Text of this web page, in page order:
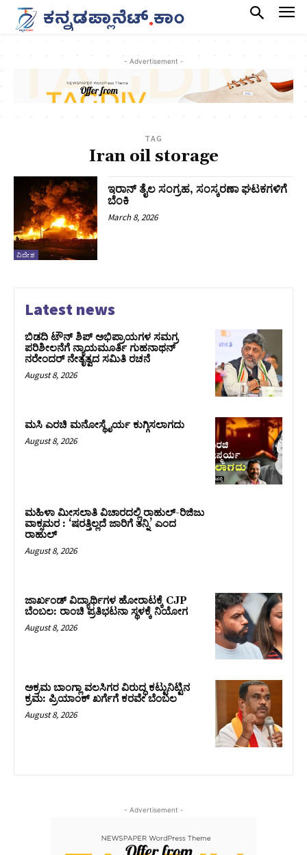
- Advertisement -
TAG
Iran oil storage
ವಿದೇಶ
ಇರಾನ್‌ ತೈಲ ಸಂಗ್ರಹ, ಸಂಸ್ಕರಣಾ ಘಟಕಗಳಿಗೆ
ಬೆಂಕಿ
March 8, 2026
Latest news
ಬಿಡದಿ ಟೌನ್ ಶಿಪ್ ಅಭಿಪ್ರಾಯಗಳ ಸಮಗ್ರ
ಪರಿಶೀಲನೆಗೆ ನ್ಯಾಯಮೂರ್ತಿ ಗುಹನಾಥನ್
ನರೇಂದರ್ ನೇತೃತ್ವದ ಸಮಿತಿ ರಚನೆ
August 8, 2026
ಮಸಿ ಎರಚಿ ಮನೋಸ್ಥೈರ್ಯ ಕುಗ್ಗಿಸಲಾಗದು
August 8, 2026
ಮಹಿಳಾ ಮೀಸಲಾತಿ ವಿಚಾರದಲ್ಲಿ ರಾಹುಲ್‌-ರಿಜಿಜು
ವಾಕ್ಸಮರ : ‘ಷರತ್ತಿಲ್ಲದೆ ಜಾರಿಗೆ ತನ್ನಿ’ ಎಂದ
ರಾಹುಲ್‌
August 8, 2026
ಜಾರ್ಖಂಡ್‌ ವಿದ್ಯಾರ್ಥಿಗಳ ಹೋರಾಟಕ್ಕೆ CJP
ಬೆಂಬಲ: ರಾಂಚಿ ಪ್ರತಿಭಟನಾ ಸ್ಥಳಕ್ಕೆ ನಿಯೋಗ
August 8, 2026
ಅಕ್ರಮ ಬಾಂಗ್ಲಾ ವಲಸಿಗರ ವಿರುದ್ಧ ಕಟ್ಟುನಿಟ್ಟಿನ
ಕ್ರಮ: ಪ್ರಿಯಾಂಕ್ ಖರ್ಗೆಗೆ ಕರವೇ ಬೆಂಬಲ
August 8, 2026
- Advertisement -